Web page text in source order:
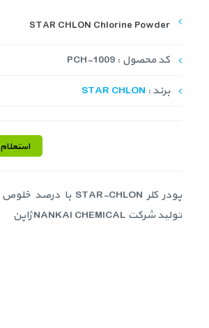
STAR CHLON Chlorine Powder
کد محصول : PCH-1009
برند : STAR CHLON
استعلام
تولید شرکت NANKAI CHEMICAL ژاپن